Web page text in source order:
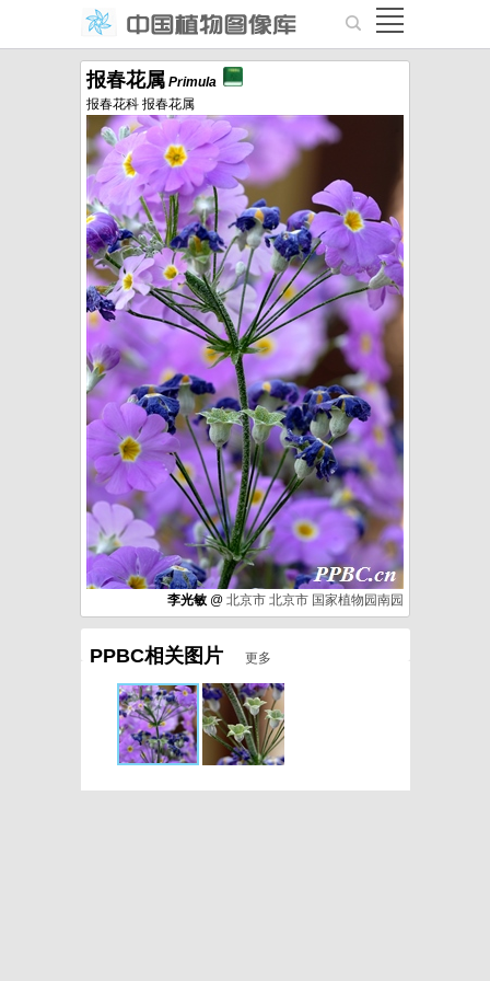
报春花属 Primula
报春花科 报春花属
李光敏 @ 北京市 北京市 国家植物园南园
PPBC相关图片 更多